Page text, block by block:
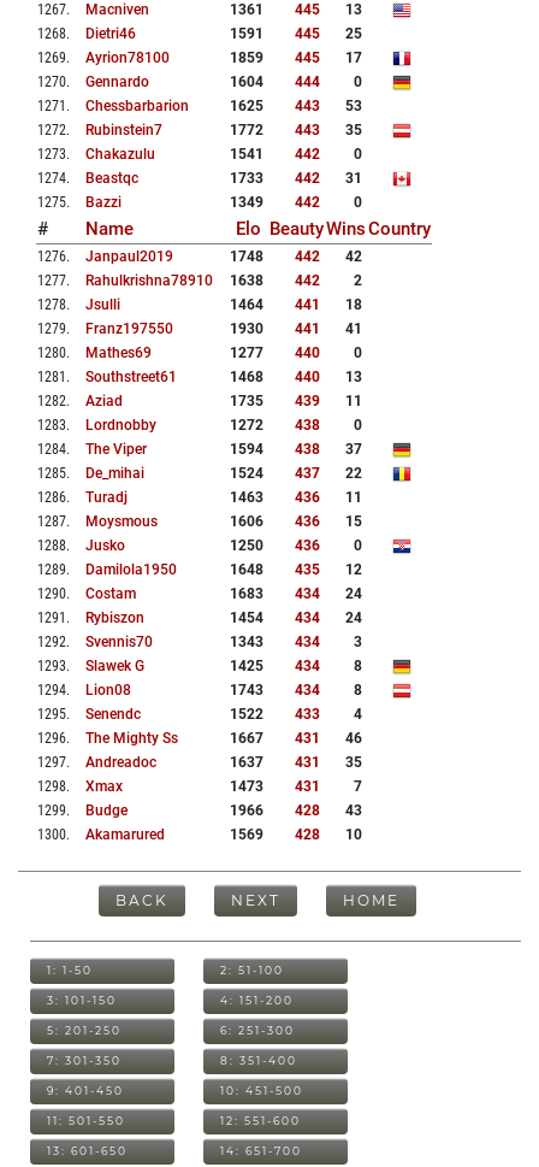
1267. Macniven 1361 445
13
1268. Dietri46 1591 445
25
1269. Ayrion78100 1859 445
17
1270. Gennardo 1604 444
0
1271 . Chessbarbarion 1625 443
53
1272. Rubinstein7 1772 443
35
1273. Chakazulu 1541 442
0
1274. Beastqc 1733 442
31
1275. Bazzi 1349 442 0
# Name Elo BeautyWinsCountry
1276. Janpaul2019 1748 442
42
1277. Rahulkrishna78910 1638 442
2
1278. Jsulli 1464 441
18
1279. Franz197550 1930 441
41
1280. Mathes69 1277 440
0
1281 . Southstreet61 1468 440
13
1282. Aziad 1735 439
11
1283. Lordnobby 1272 438
0
1284. The Viper 1594 438
37
1285. De_mihai 1524 437
22
1286. Turadj 1463 436
11
1287. Moysmous 1606 436
15
1288. Jusko 1250 436
0
1289. Damilola1950 1648 435
12
1290. Costam 1683 434
24
1291 . Rybiszon 1454 434
24
1292. Svennis70 1343 434
3
1293. Slawek G 1425 434
8
1294. Lion08 1743 434
8
1295. Senendc 1522 433
4
1296. The Mighty Ss 1667 431
46
1297. Andreadoc 1637 431
35
1298. Xmax 1473 431
7
1299. Budge 1966 428
43
1300. Akamarured 1569 428 10
BACK NEXT HOME
1: 1-50 2: 51-100
3: 101-150 4: 151-200
5: 201-250 6: 251-300
7: 301-350 8: 351-400
9: 401-450 10: 451-500
11: 501-550 12: 551-600
13: 601-650 14: 651-700